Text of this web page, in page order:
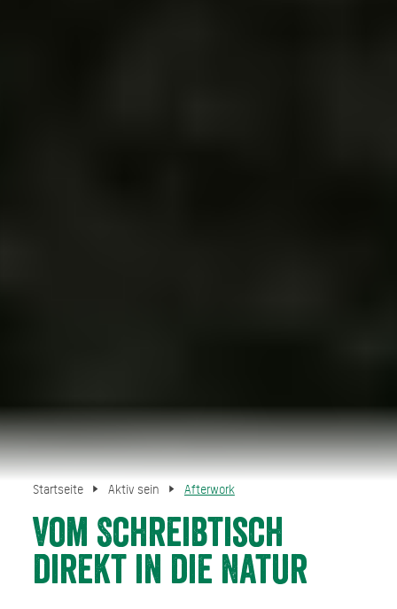
Startseite Aktiv sein Afterwork
Vom Schreibtisch
direkt in die Natur